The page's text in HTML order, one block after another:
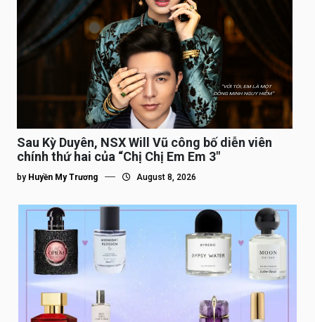
Sau Kỳ Duyên, NSX Will Vũ công bố diễn viên
chính thứ hai của “Chị Chị Em Em 3″
by Huyền My Trương August 8, 2026